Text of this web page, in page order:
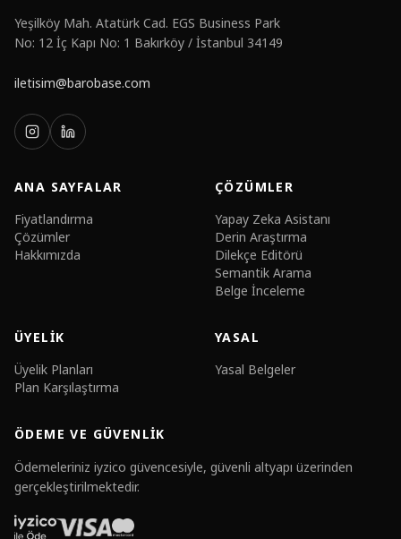
Yeşilköy Mah. Atatürk Cad. EGS Business Park
No: 12 İç Kapı No: 1 Bakırköy / İstanbul 34149
iletisim@barobase.com
ANA SAYFALAR
Fiyatlandırma
Çözümler
Hakkımızda
ÇÖZÜMLER
Yapay Zeka Asistanı
Derin Araştırma
Dilekçe Editörü
Semantik Arama
Belge İnceleme
ÜYELIK
Üyelik Planları
Plan Karşılaştırma
YASAL
Yasal Belgeler
ÖDEME VE GÜVENLIK
Ödemeleriniz iyzico güvencesiyle, güvenli altyapı üzerinden
gerçekleştirilmektedir.